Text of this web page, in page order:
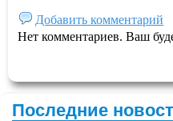
Добавить комментарий
Нет комментариев. Ваш
Последние